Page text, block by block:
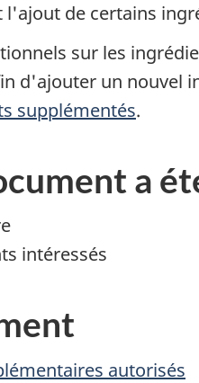
de certains
sur les
d'ajouter un nouvel
supplémentés.
a
intéressés
autorisés